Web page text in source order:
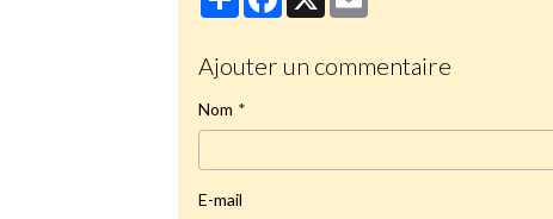
Ajouter un commentaire
Nom
E-mail